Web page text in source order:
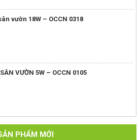
vườn 18W – OCCN 0318
VƯỜN 5W – OCCN 0105
PHẨM MỚI